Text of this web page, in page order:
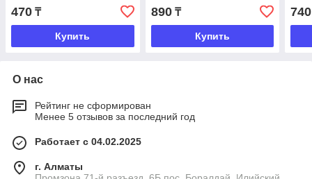
470 ₸
Купить
890₸
Купить
740
О нас
Рейтинг не сформирован
Менее 5 отзывов за последний год
Работает с 04.02.2025
г. Алматы